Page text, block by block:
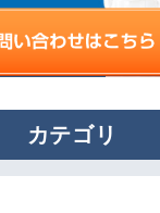
カテゴリ